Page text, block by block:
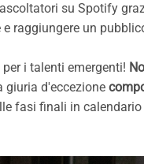
su Spotify
raggiungere un
i talenti emergenti!
giuria d'eccezione
fasi finali in